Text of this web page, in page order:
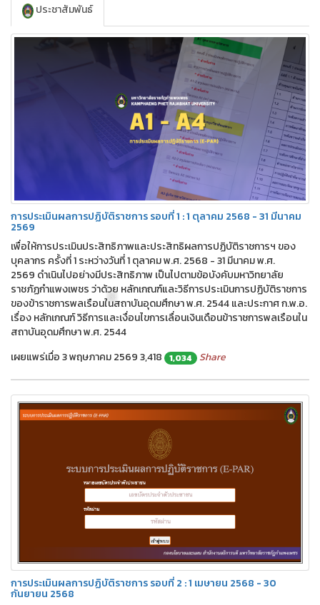
ประชาสัมพันธ์
การประเมินผลการปฏิบัติราชการ รอบที่ 1 : 1 ตุลาคม 2568 - 31 มีนาคม
2569
เพื่อให้การประเมินประสิทธิภาพและประสิทธิผลการปฏิบัติราชการฯ ของ
บุคลากร ครั้งที่ 1 ระหว่างวันที่ 1 ตุลาคม พ.ศ. 2568 - 31 มีนาคม พ.ศ.
2569 ดำเนินไปอย่างมีประสิทธิภาพ เป็นไปตามข้อบังคับมหาวิทยาลัย
ราชภัฏกำแพงเพชร ว่าด้วย หลักเกณฑ์และวิธีการประเมินการปฏิบัติราชการ
ของข้าราชการพลเรือนในสถาบันอุดมศึกษา พ.ศ. 2544 และประกาศ ก.พ.อ.
เรื่อง หลักเกณฑ์ วิธีการและเงื่อนไขการเลื่อนเงินเดือนข้าราชการพลเรือนใน
สถาบันอุดมศึกษา พ.ศ. 2544
เผยแพร่เมื่อ 3 พฤษภาคม 25693,418 1,034 Share
การประเมินผลการปฏิบัติราชการ รอบที่ 2 : 1 เมษายน 2568 - 30
กันยายน 2568